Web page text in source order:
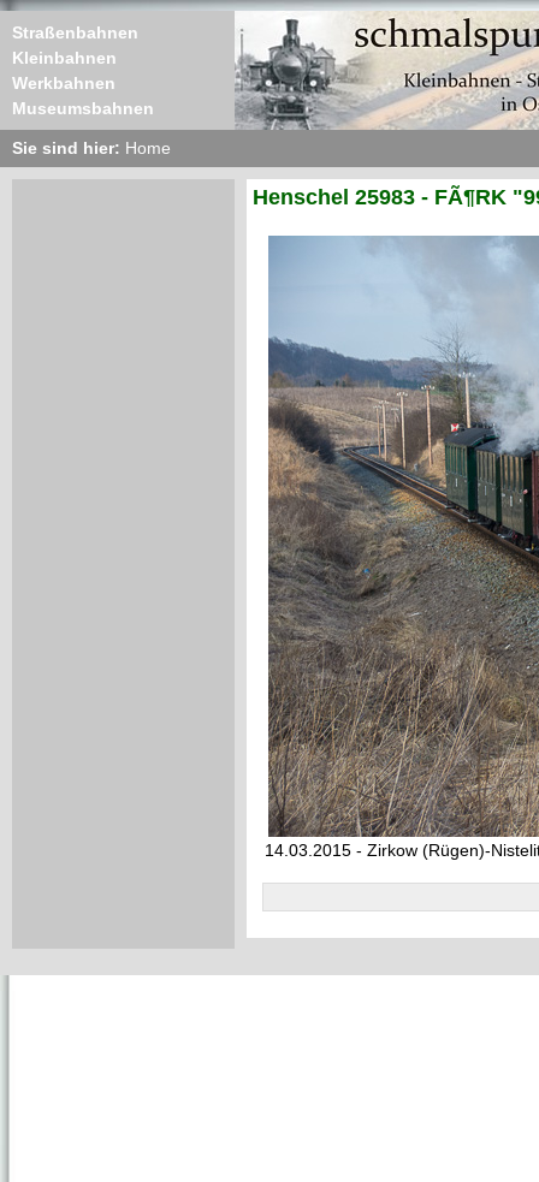
Straßenbahnen
Kleinbahnen
Werkbahnen
Museumsbahnen
Sie sind hier: Home
Henschel 25983 - FÃ¶RK
14.03.2015 - Zirkow (Rügen)-